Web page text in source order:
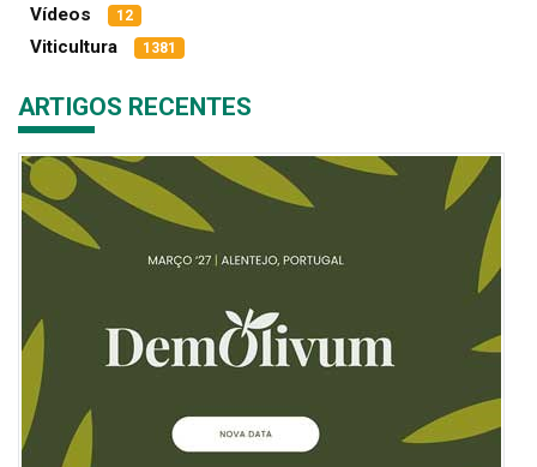
Vídeos 12
Viticultura 1381
ARTIGOS RECENTES